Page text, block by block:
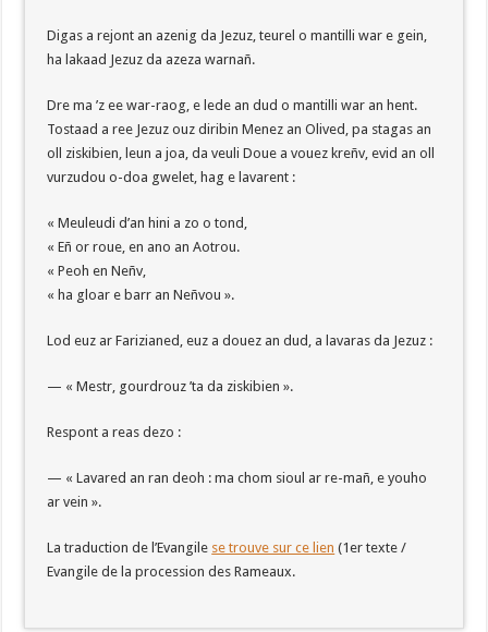
Digas a rejont an azenig da Jezuz, teurel o mantilli war e gein,
ha lakaad Jezuz da azeza warnañ.
Dre ma ’z ee war-raog, e lede an dud o mantilli war an hent.
Tostaad a ree Jezuz ouz diribin Menez an Olived, pa stagas an
oll ziskibien, leun a joa, da veuli Doue a vouez kreñv, evid an oll
vurzudou o-doa gwelet, hag e lavarent :
« Meuleudi d’an hini a zo o tond,
« Eñ or roue, en ano an Aotrou.
« Peoh en Neñv,
« ha gloar e barr an Neñvou ».
Lod euz ar Farizianed, euz a douez an dud, a lavaras da Jezuz :
— « Mestr, gourdrouz ’ta da ziskibien ».
Respont a reas dezo :
— « Lavared an ran deoh : ma chom sioul ar re-mañ, e youho
ar vein ».
La traduction de l’Evangile se trouve sur ce lien (1er texte /
Evangile de la procession des Rameaux.